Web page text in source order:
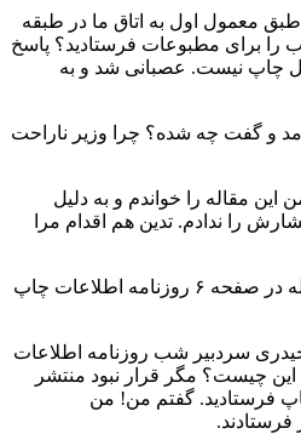
معمول اول به اتاق ما در طبقه
را برای مطبوعات فرستادید؟ پاسخ
چاپ نیست. عصبانی شد و به
و گفت چه شده؟ چرا وزیر ناراحت
مقاله را خواندم و به دلیل
را ندادم. تدین هم اقدام مرا
ولی چند روز بعد دیدم این مقاله در صفحه ۶ روزنامه اطلاعات چاپ
سردبیر شب روزنامه اطلاعات
چیست؟ مگر قرار نبود منتشر
فرستادید. گفتم من! من
فرستادند.